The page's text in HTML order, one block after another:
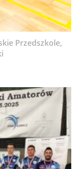
Przedszkole,